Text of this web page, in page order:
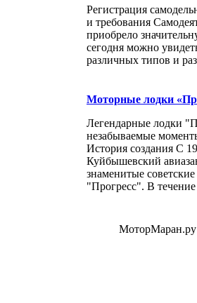
Регистрация
и требования
приобрело
сегодня можно
различных типов и
Моторные лодки
Легендарные лодки
незабываемые
История создания С
Куйбышевский
знаменитые
"Прогресс". В течение
МоторМаран.ру